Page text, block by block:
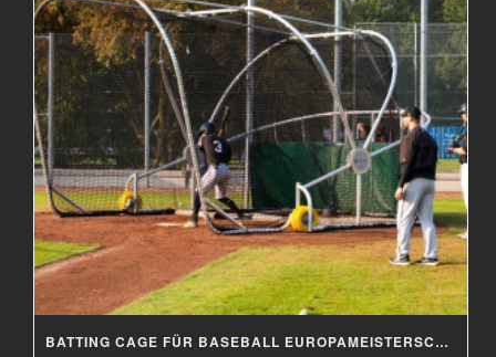
BATTING CAGE FÜR BASEBALL EUROPAMEISTERSCHAFT 2019